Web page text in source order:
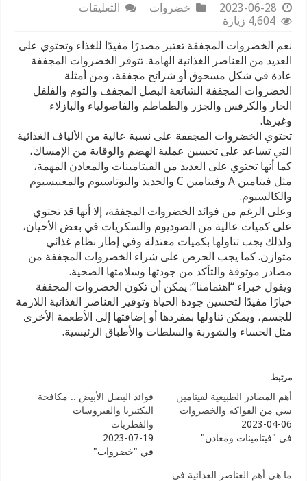
2023-06-28 خضروات التعليقات
المجففة
مفيدة؟
مغلقة
4,604 زيارة
نعم الخضروات المجففة تعتبر مصدرًا مفيدًا للغذاء وتحتوي على
العديد من العناصر الغذائية الهامة. تتوفر الخضروات المجففة
عادة في شكل مسحوق أو شرائح مجففة، ومن أمثلة
الخضروات المجففة الشائعة البصل المجفف والثوم والفلفل
الحار والكرفس والجزر والطماطم والفاصولياء والبازلاء
وغيرها.
تحتوي الخضروات المجففة على نسبة عالية من الألياف الغذائية
التي تساعد على تحسين عملية الهضم والوقاية من الإمساك،
كما أنها تحتوي على العديد من الفيتامينات والمعادن المهمة،
مثل فيتامين A وفيتامين C والحديد والبوتاسيوم والمغنيسيوم
والكالسيوم.
وعلى الرغم من فوائد الخضروات المجففة، إلا أنها قد تحتوي
على كميات عالية من الصوديوم والسكريات في بعض الأحيان،
ولذلك يجب تناولها بكميات معتدلة وفي إطار نظام غذائي
متوازن. كما يجب الحرص على شراء الخضروات المجففة من
مصادر موثوقة والتأكد من جودتها وسلامتها الصحية.
ويقول خبراء “اهتمامنا”: يمكن أن تكون الخضروات المجففة
خيارًا مفيدًا لتحسين جودة الحياة وتوفير العناصر الغذائية اللازمة
للجسم، ويمكن تناولها بمفردها أو إضافتها إلى الأطعمة الأخرى
مثل الحساء والشوربة والسلطات والأطباق الرئيسية.
مرتبط
أهم المصادر الطبيعية لفيتامين
سي من الفواكه والخضروات
2023-04-06
في "فيتامينات ومعادن"
فوائد البصل الأبيض .. مكافحة
البكتيريا والفيروسات
والفطريات
2023-07-19
في "خضروات"
ما هي أهم العناصر الغذائية في